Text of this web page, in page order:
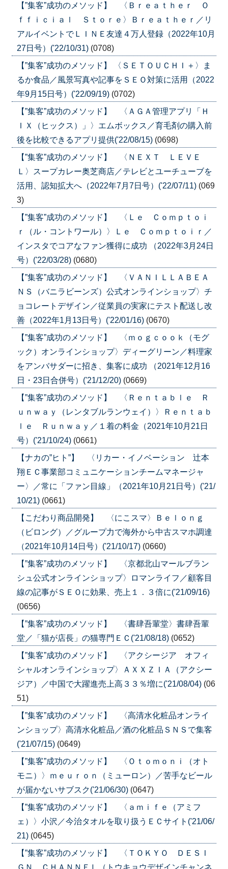
【”集客”成功のメソッド】 〈Ｂｒｅａｔｈｅｒ Ｏ
ｆｆｉｃｉａｌ Ｓｔｏｒｅ〉Ｂｒｅａｔｈｅｒ／リ
アルイベントでＬＩＮＥ友達４万人登録（2022年10月
27日号）('22/10/31) (0708)
【”集客”成功のメソッド】 〈ＳＥＴＯＵＣＨＩ＋〉ま
るか食品／風景写真や記事をＳＥＯ対策に活用（2022
年9月15日号）('22/09/19) (0702)
【”集客”成功のメソッド】 〈ＡＧＡ管理アプリ「Ｈ
ＩＸ（ヒックス）」〉エムボックス／育毛剤の購入前
後を比較できるアプリ提供('22/08/15) (0698)
【”集客”成功のメソッド】 〈ＮＥＸＴ ＬＥＶＥ
Ｌ〉スープカレー奥芝商店／テレビとユーチューブを
活用、認知拡大へ（2022年7月7日号）('22/07/11) (069
3)
【”集客”成功のメソッド】 〈Ｌｅ Ｃｏｍｐｔｏｉ
ｒ（ル・コントワール）〉Ｌｅ Ｃｏｍｐｔｏｉｒ／
インスタでコアなファン獲得に成功 （2022年3月24日
号）('22/03/28) (0680)
【”集客”成功のメソッド】 〈ＶＡＮＩＬＬＡＢＥＡ
ＮＳ（バニラビーンズ）公式オンラインショップ〉チ
ョコレートデザイン／従業員の実家にテスト配送し改
善（2022年1月13日号）('22/01/16) (0670)
【”集客”成功のメソッド】 〈ｍｏｇｃｏｏｋ（モグ
ック）オンラインショップ〉ディーグリーン／料理家
をアンバサダーに招き、集客に成功 （2021年12月16
日・23日合併号）('21/12/20) (0669)
【”集客”成功のメソッド】 〈Ｒｅｎｔａｂｌｅ Ｒ
ｕｎｗａｙ（レンタブルランウェイ）〉Ｒｅｎｔａｂ
ｌｅ Ｒｕｎｗａｙ／１着の料金（2021年10月21日
号）('21/10/24) (0661)
【ナカの”ヒト”】 〈リカー・イノベーション 辻本
翔ＥＣ事業部コミュニケーションチームマネージャ
ー〉／常に「ファン目線」（2021年10月21日号）('21/
10/21) (0661)
【こだわり商品開発】 〈にこスマ〉Ｂｅｌｏｎｇ
（ビロング）／グループ力で海外から中古スマホ調達
（2021年10月14日号）('21/10/17) (0660)
【”集客”成功のメソッド】 〈京都北山マールブラン
シュ公式オンラインショップ〉ロマンライフ／顧客目
線の記事がＳＥＯに効果、売上１．３倍に('21/09/16)
(0656)
【”集客”成功のメソッド】 〈書肆吾輩堂〉書肆吾輩
堂／「猫が店長」の猫専門ＥＣ('21/08/18) (0652)
【”集客”成功のメソッド】 〈アクシージア オフィ
シャルオンラインショップ〉ＡＸＸＺＩＡ（アクシー
ジア）／中国で大躍進売上高３３％増に('21/08/04) (06
51)
【”集客”成功のメソッド】 〈高清水化粧品オンライ
ンショップ〉高清水化粧品／酒の化粧品ＳＮＳで集客
('21/07/15) (0649)
【”集客”成功のメソッド】 〈Ｏｔｏｍｏｎｉ（オト
モニ）〉ｍｅｕｒｏｎ（ミューロン）／苦手なビール
が届かないサブスク('21/06/30) (0647)
【”集客”成功のメソッド】 〈ａｍｉｆｅ（アミフ
ェ）〉小沢／今治タオルを取り扱うＥＣサイト('21/06/
21) (0645)
【”集客”成功のメソッド】 〈ＴＯＫＹＯ ＤＥＳＩ
ＧＮ ＣＨＡＮＮＥＬ（トウキョウデザインチャンネ